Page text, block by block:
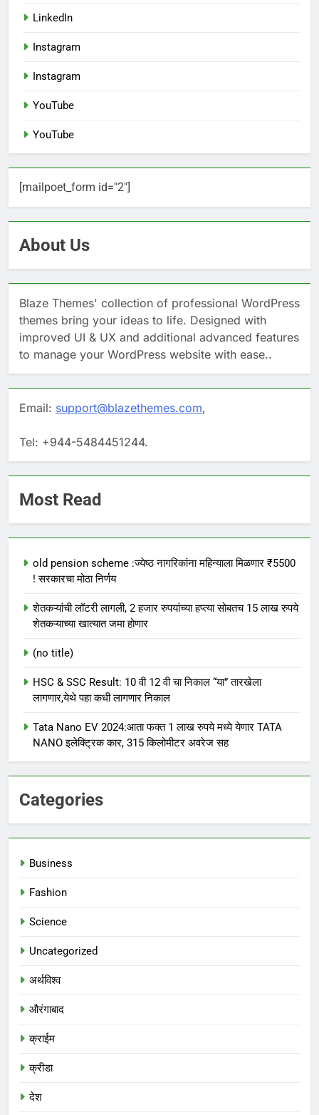
LinkedIn
Instagram
Instagram
YouTube
YouTube
[mailpoet_form id="2"]
About Us
Blaze Themes' collection of professional WordPress
themes bring your ideas to life. Designed with
improved UI & UX and additional advanced features
to manage your WordPress website with ease..
Email: support@blazethemes.com,
Tel: +944-5484451244.
Most Read
old pension scheme :ज्येष्ठ नागरिकांना महिन्याला मिळणार ₹5500
! सरकारचा मोठा निर्णय
शेतकऱ्यांची लॉटरी लागली, 2 हजार रुपयांच्या हप्त्या सोबतच 15 लाख रुपये
शेतकऱ्याच्या खात्यात जमा होणार
(no title)
HSC & SSC Result: 10 वी 12 वी चा निकाल “या” तारखेला
लागणार,येथे पहा कधी लागणार निकाल
Tata Nano EV 2024:आता फक्त 1 लाख रुपये मध्ये येणार TATA
NANO इलेक्ट्रिक कार, 315 किलोमीटर अवरेज सह
Categories
Business
Fashion
Science
Uncategorized
अर्थविश्व
औरंगाबाद
क्राईम
क्रीडा
देश